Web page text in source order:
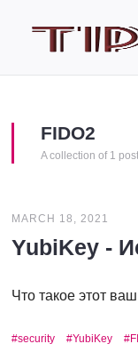
FIDO2
A collection of 1 post
MARCH 18, 2021
YubiKey -
Что такое этот
security YubiKey